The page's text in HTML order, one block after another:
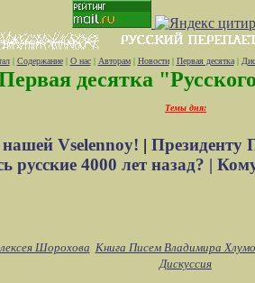
| Содержание| О нас| Авторам| Новости| Первая десятка|
десятка
Темы дня:
Vselennoy! | Президенту
русские 4000 лет назад? |
Шорохова Книга Писем Владимира
Дискуссия